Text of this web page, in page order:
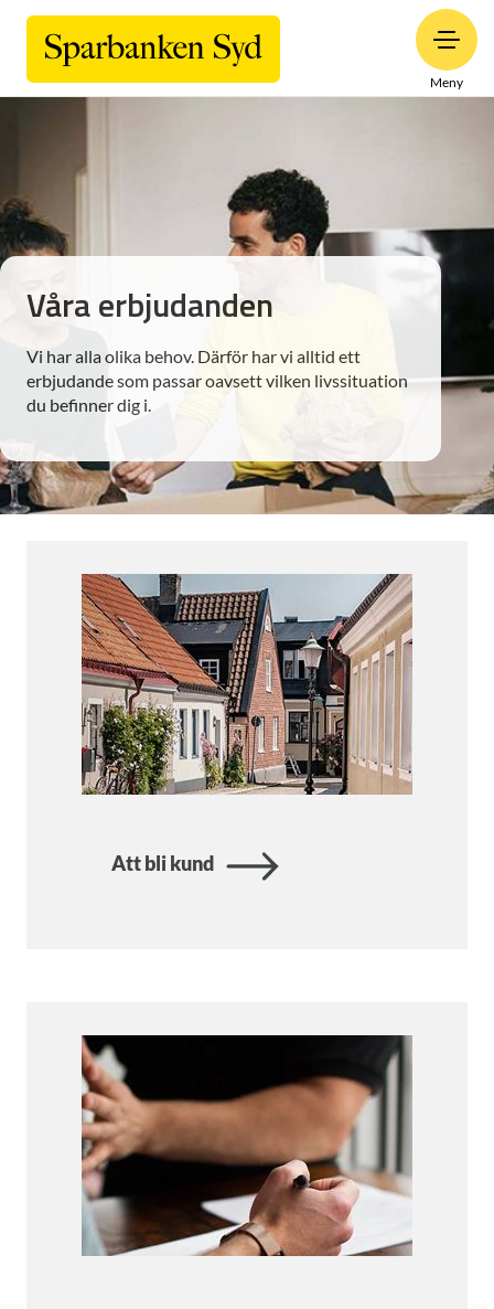
Meny
Våra erbjudanden
Vi har alla olika behov. Därför har vi alltid ett
erbjudande som passar oavsett vilken livssituation
du befinner dig i.
Att bli kund